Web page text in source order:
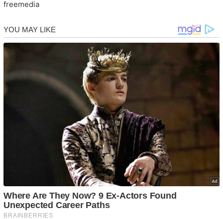
freemedia